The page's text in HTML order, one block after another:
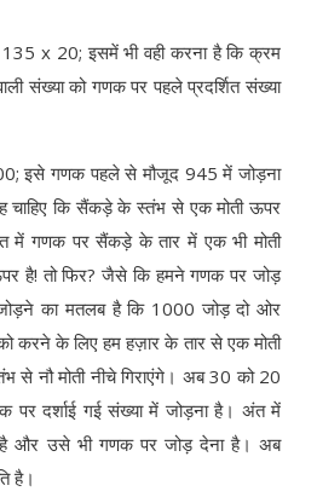
135 x 20; इसमें भी वही करना है कि क्रम
संख्या को गणक पर पहले प्रदर्शित संख्या
इसे गणक पहले से मौजूद 945 में जोड़ना
चाहिए कि सैंकड़े के स्तंभ से एक मोती ऊपर
में गणक पर सैंकड़े के तार में एक भी मोती
है! तो फिर? जैसे कि हमने गणक पर जोड़
का मतलब है कि 1000 जोड़ दो ओर
करने के लिए हम हज़ार के तार से एक मोती
नौ मोती नीचे गिराएंगे। अब 30 को 20
दर्शाई गई संख्या में जोड़ना है। अंत में
और उसे भी गणक पर जोड़ देना है। अब
है।